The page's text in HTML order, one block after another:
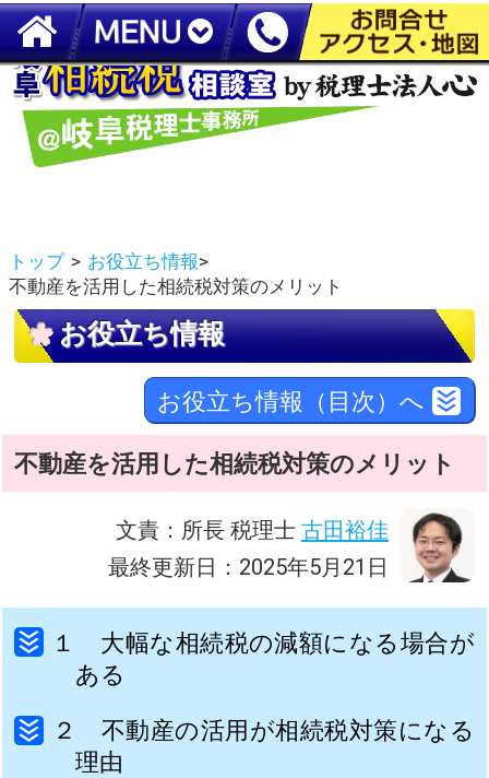
岐阜で相続税申告なら【税理士法人心 岐阜税理士事務所】
トップ > お役立ち情報>
不動産を活用した相続税対策のメリット
お役立ち情報
お役立ち情報（目次）へ
不動産を活用した相続税対策のメリット
文責：所長 税理士 古田裕佳
最終更新日：2025年5月21日
１ 大幅な相続税の減額になる場合が
ある
２ 不動産の活用が相続税対策になる
理由